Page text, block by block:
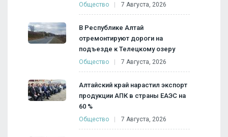
Общество 7 Августа, 2026
В Республике Алтай
отремонтируют дороги на
подъезде к Телецкому озеру
Общество 7 Августа, 2026
Алтайский край нарастил экспорт
продукции АПК в страны ЕАЭС на
60 %
Общество 7 Августа, 2026